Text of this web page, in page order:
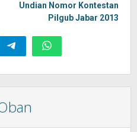
Undian Nomor Kontestan
Pilgub Jabar 2013